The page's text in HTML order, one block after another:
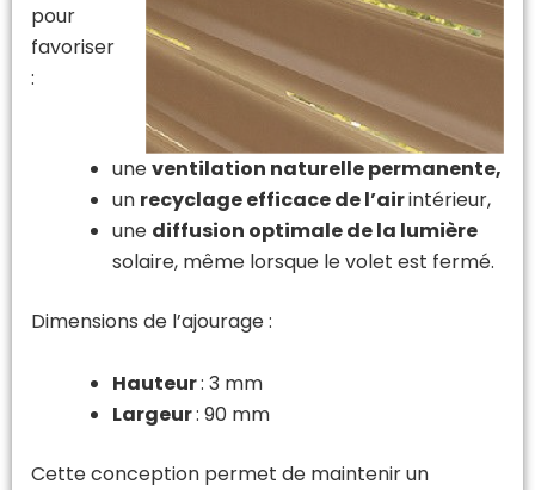
pour
favoriser
:
uneventilation naturelle permanente,
un recyclage efficace de l’airintérieur,
une diffusion optimale de la lumière
solaire, même lorsque le volet est fermé.
Dimensions de l’ajourage :
Hauteur: 3 mm
Largeur: 90 mm
Cette conception permet de maintenir un